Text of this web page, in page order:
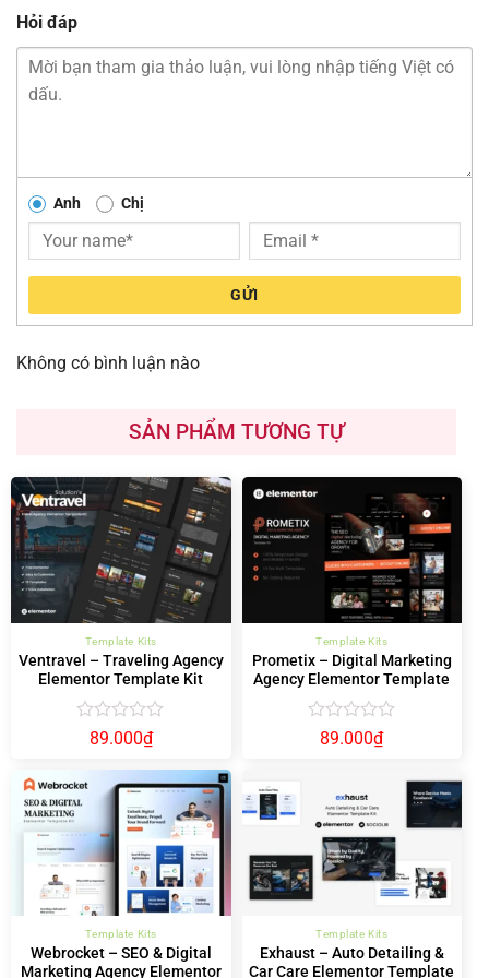
Hỏi đáp
Anh Chị
GỬI
Không có bình luận nào
SẢN PHẨM TƯƠNG TỰ
Template Kits
Ventravel – Traveling Agency
Elementor Template Kit
Được
hạng
0
5
89.000₫
Template Kits
Prometix – Digital Marketing
Agency Elementor Template
Kit
Được
sao
89.000₫
Template Kits
Webrocket – SEO & Digital
Marketing Agency Elementor
Template Kits
Exhaust – Auto Detailing &
Car Care Elementor Template